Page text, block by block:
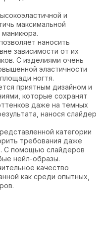
и
максимальной
маникюра.
наносить
зависимости от их
С изделиями очень
эластичности
ногтя.
приятным дизайном и
которые сохранят
даже на темных
нанося слайдер
категории
требования даже
С помощью слайдеров
нейл-образы.
качество
как среди опытных,